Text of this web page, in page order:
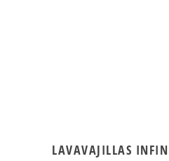
LAVAVAJILLAS